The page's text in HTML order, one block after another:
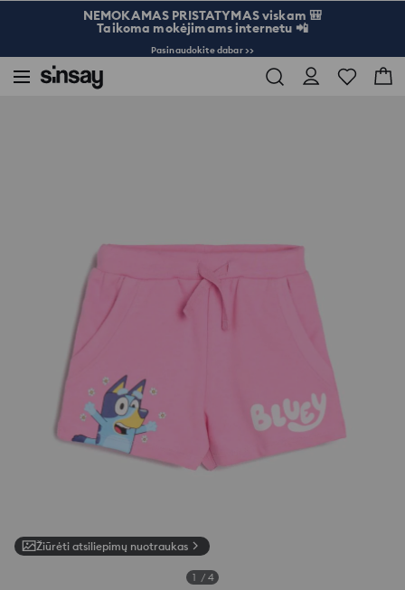
NEMOKAMAS PRISTATYMAS viskam 🎒
Taikoma mokėjimams internetu 📲
Pasinaudokite dabar >>
Žiūrėti atsiliepimų nuotraukas
1 / 4